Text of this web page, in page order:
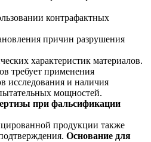
контрафактных
причин разрушения
характеристик материалов.
требует применения
исследования и наличия
мощностей.
при фальсификации
продукции также
Основание для